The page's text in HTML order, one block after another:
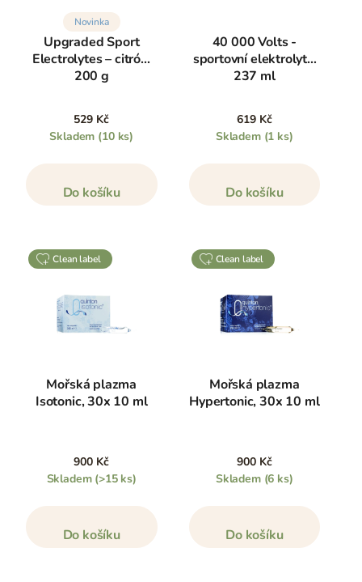
Novinka
Upgraded Sport
Electrolytes – citrón,
200 g
529 Kč
Skladem (10 ks)
Do košíku
40 000 Volts -
sportovní elektrolyty,
237 ml
619 Kč
Skladem (1 ks)
Do košíku
clean label
Mořská plazma
Isotonic, 30x 10 ml
900 Kč
Skladem (>15 ks)
Do košíku
clean label
Mořská plazma
Hypertonic, 30x 10 ml
900 Kč
Skladem (6 ks)
Do košíku